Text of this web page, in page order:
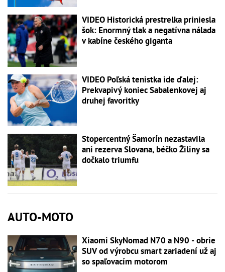
VIDEO Historická prestrelka priniesla
šok: Enormný tlak a negatívna nálada
v kabíne českého giganta
VIDEO Poľská tenistka ide ďalej:
Prekvapivý koniec Sabalenkovej aj
druhej favoritky
Stopercentný Šamorín nezastavila
ani rezerva Slovana, béčko Žiliny sa
dočkalo triumfu
AUTO-MOTO
Xiaomi SkyNomad N70 a N90 - obrie
SUV od výrobcu smart zariadení už aj
so spaľovacím motorom